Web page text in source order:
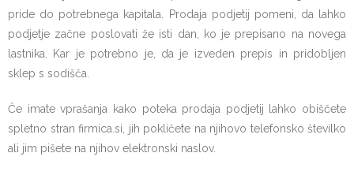
pride do potrebnega kapitala. Prodaja podjetij pomeni, da lahko
podjetje začne poslovati že isti dan, ko je prepisano na novega
lastnika. Kar je potrebno je, da je izveden prepis in pridobljen
sklep s sodišča.
Če imate vprašanja kako poteka prodaja podjetij lahko obiščete
spletno stran firmica.si, jih pokličete na njihovo telefonsko številko
ali jim pišete na njihov elektronski naslov.